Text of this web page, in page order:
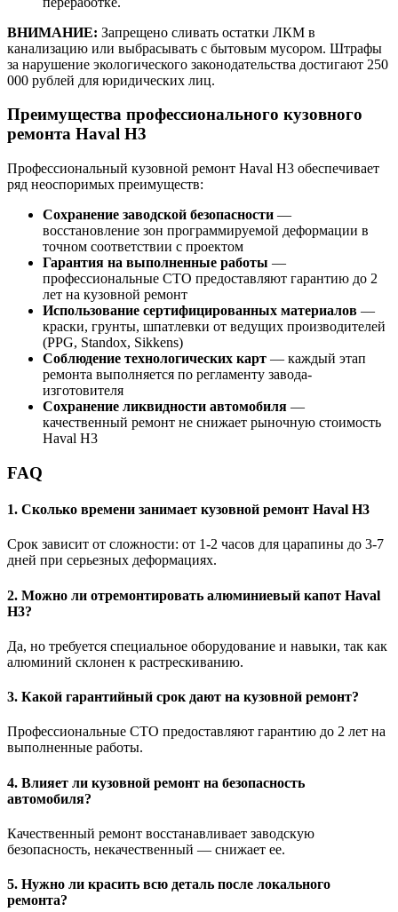
ВНИМАНИЕ: Запрещено сливать остатки ЛКМ в
канализацию или выбрасывать с бытовым мусором. Штрафы
за нарушение экологического законодательства достигают 250
000 рублей для юридических лиц.
Преимущества профессионального кузовного
ремонта Haval H3
Профессиональный кузовной ремонт Haval H3 обеспечивает
ряд неоспоримых преимуществ:
Сохранение заводской безопасности —
восстановление зон программируемой деформации в
точном соответствии с проектом
Гарантия на выполненные работы —
профессиональные СТО предоставляют гарантию до 2
лет на кузовной ремонт
Использование сертифицированных материалов —
краски, грунты, шпатлевки от ведущих производителей
(PPG, Standox, Sikkens)
Соблюдение технологических карт — каждый этап
ремонта выполняется по регламенту завода-
изготовителя
Сохранение ликвидности автомобиля —
качественный ремонт не снижает рыночную стоимость
Haval H3
FAQ
1. Сколько времени занимает кузовной ремонт Haval H3
Срок зависит от сложности: от 1-2 часов для царапины до 3-7
дней при серьезных деформациях.
2. Можно ли отремонтировать алюминиевый капот Haval
H3?
Да, но требуется специальное оборудование и навыки, так как
алюминий склонен к растрескиванию.
3. Какой гарантийный срок дают на кузовной ремонт?
Профессиональные СТО предоставляют гарантию до 2 лет на
выполненные работы.
4. Влияет ли кузовной ремонт на безопасность
автомобиля?
Качественный ремонт восстанавливает заводскую
безопасность, некачественный — снижает ее.
5. Нужно ли красить всю деталь после локального
ремонта?